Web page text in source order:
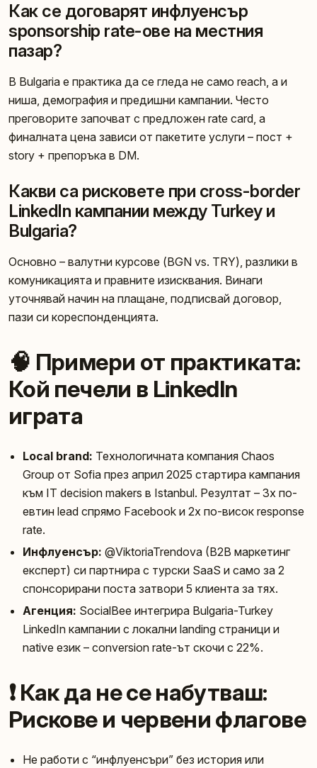
Как се договарят инфлуенсър
sponsorship rate-ове на местния
пазар?
В Bulgaria е практика да се гледа не само reach, а и
ниша, демография и предишни кампании. Често
преговорите започват с предложен rate card, а
финалната цена зависи от пакетите услуги – пост +
story + препоръка в DM.
Какви са рисковете при cross-border
LinkedIn кампании между Turkey и
Bulgaria?
Основно – валутни курсове (BGN vs. TRY), разлики в
комуникацията и правните изисквания. Винаги
уточнявай начин на плащане, подписвай договор,
пази си кореспонденцията.
🧠 Примери от практиката:
Кой печели в LinkedIn
играта
Local brand: Технологичната компания Chaos
Group от Sofia през април 2025 стартира кампания
към IT decision makers в Istanbul. Резултат – 3x по-
евтин lead спрямо Facebook и 2x по-висок response
rate.
Инфлуенсър: @ViktoriaTrendova (B2B маркетинг
експерт) си партнира с турски SaaS и само за 2
спонсорирани поста затвори 5 клиента за тях.
Агенция: SocialBee интегрира Bulgaria-Turkey
LinkedIn кампании с локални landing страници и
native език – conversion rate-ът скочи с 22%.
❗ Как да не се набутваш:
Рискове и червени флагове
Не работи с “инфлуенсъри” без история или